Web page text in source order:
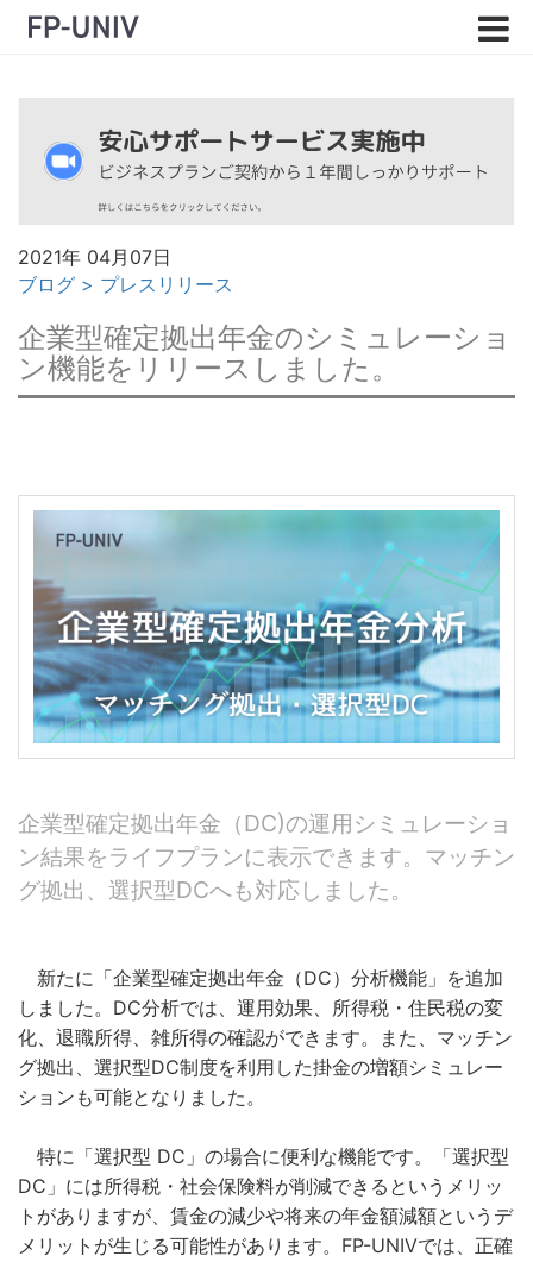
2021年 04月07日
ブログ > プレスリリース
企業型確定拠出年金のシミュレーショ
ン機能をリリースしました。
企業型確定拠出年金（DC)の運用シミュレーショ
ン結果をライフプランに表示できます。マッチン
グ拠出、選択型DCへも対応しました。
新たに「企業型確定拠出年金（DC）分析機能」を追加
しました。DC分析では、運用効果、所得税・住民税の変
化、退職所得、雑所得の確認ができます。また、マッチン
グ拠出、選択型DC制度を利用した掛金の増額シミュレー
ションも可能となりました。
特に「選択型 DC」の場合に便利な機能です。「選択型
DC」には所得税・社会保険料が削減できるというメリッ
トがありますが、賃金の減少や将来の年金額減額というデ
メリットが生じる可能性があります。FP-UNIVでは、正確